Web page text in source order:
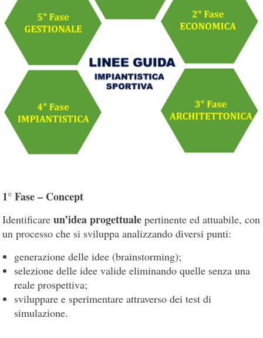
1° Fase – Concept
Identificareun’idea progettuale pertinente ed attuabile, con
un processo che si sviluppa analizzando diversi punti:
generazione delle idee (brainstorming);
selezione delle idee valide eliminando quelle senza una
reale prospettiva;
sviluppare e sperimentare attraverso dei test di
simulazione.